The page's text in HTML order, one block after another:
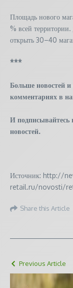
Площадь нового
% всей
открыть 30–40
***
Больше новостей
комментариях в
И подписывайтесь
новостей.
Источник: http://
retail.ru/novosti/
Share this Article
Previous Article